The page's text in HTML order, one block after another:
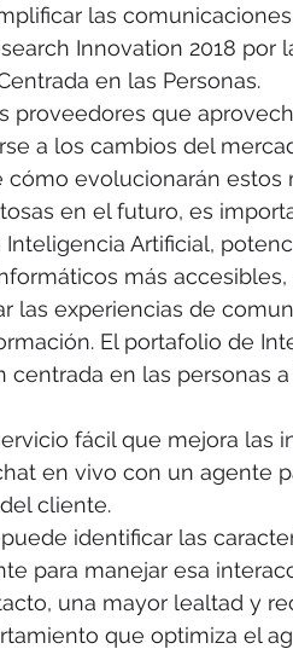
las
Innovation 2018 por
en las Personas.
proveedores que
a los cambios del
evolucionarán estos
en el futuro, es
Artificial,
más
las experiencias de
El portafolio de
en las personas
fácil que mejora las
en vivo con un agente
cliente.
identificar las
para manejar esa
una mayor lealtad y
que optimiza el